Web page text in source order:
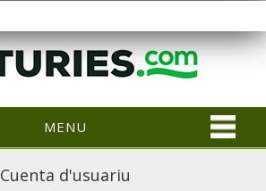
MENU
Cuenta d'usuariu